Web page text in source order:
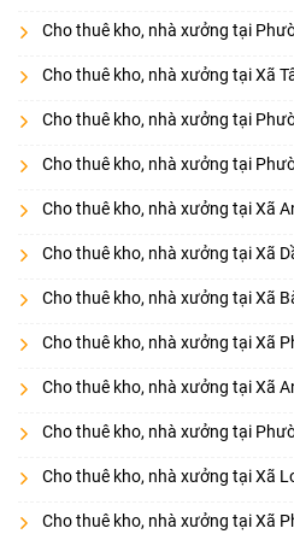
Cho thuê kho, nhà xưởng tại
Cho thuê kho, nhà xưởng tại Xã
Cho thuê kho, nhà xưởng tại
Cho thuê kho, nhà xưởng tại
Cho thuê kho, nhà xưởng tại Xã
Cho thuê kho, nhà xưởng tại Xã
Cho thuê kho, nhà xưởng tại Xã
Cho thuê kho, nhà xưởng tại Xã
Cho thuê kho, nhà xưởng tại Xã
Cho thuê kho, nhà xưởng tại
Cho thuê kho, nhà xưởng tại Xã
Cho thuê kho, nhà xưởng tại Xã